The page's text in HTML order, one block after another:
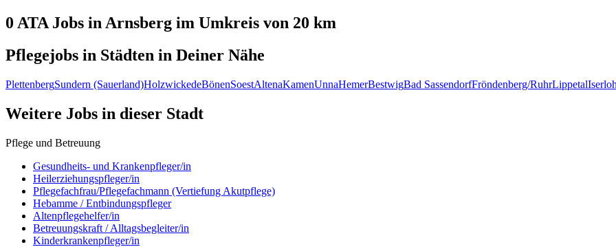
0 ATA Jobs in Arnsberg im Umkreis von 20 km
Pflegejobs in Städten in Deiner Nähe
PlettenbergSundern (Sauerland)HolzwickedeBönenSoestAltenaKamenUnnaHemerBestwigBad SassendorfFröndenberg/RuhrLippetal
Weitere Jobs in dieser Stadt
Pflege und Betreuung
Gesundheits- und Krankenpfleger/in
Heilerziehungspfleger/in
Pflegefachfrau/Pflegefachmann (Vertiefung Akutpflege)
Hebamme / Entbindungspfleger
Altenpflegehelfer/in
Betreuungskraft / Alltagsbegleiter/in
Kinderkrankenpfleger/in